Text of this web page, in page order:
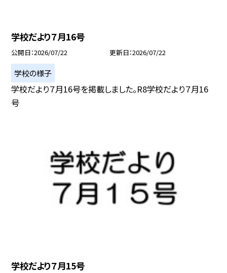
学校だより７月16号
公開日 2026/07/22 更新日 2026/07/22
学校の様子
学校だより７月16号を掲載しました。R8学校だより７月16
号
学校だより７月15号